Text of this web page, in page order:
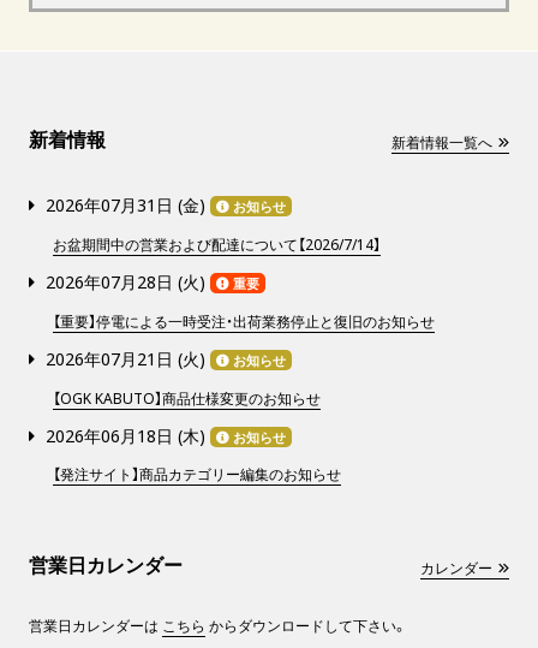
新着情報 新着情報一覧へ
2026年07月31日 (金) お知らせ
お盆期間中の営業および配達について【2026/7/14】
2026年07月28日 (火) 重要
【重要】停電による一時受注・出荷業務停止と復旧のお知らせ
2026年07月21日 (火) お知らせ
【OGK KABUTO】商品仕様変更のお知らせ
2026年06月18日 (木) お知らせ
【発注サイト】商品カテゴリー編集のお知らせ
営業日カレンダー カレンダー
営業日カレンダーは こちら からダウンロードして下さい。